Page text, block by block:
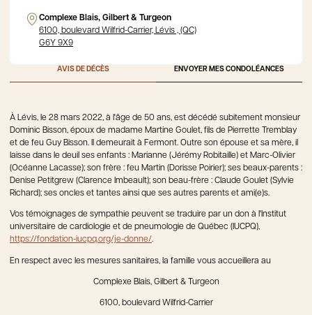
Complexe Blais, Gilbert & Turgeon
6100, boulevard Wilfrid-Carrier, Lévis , (QC)
G6Y 9X9
AVIS DE DÉCÈS ENVOYER MES CONDOLÉANCES
À Lévis, le 28 mars 2022, à l'âge de 50 ans, est décédé subitement monsieur
Dominic Bisson, époux de madame Martine Goulet, fils de Pierrette Tremblay
et de feu Guy Bisson. Il demeurait à Fermont. Outre son épouse et sa mère, il
laisse dans le deuil ses enfants : Marianne (Jérémy Robitaille) et Marc-Olivier
(Océanne Lacasse); son frère : feu Martin (Dorisse Poirier); ses beaux-parents :
Denise Petitgrew (Clarence Imbeault); son beau-frère : Claude Goulet (Sylvie
Richard); ses oncles et tantes ainsi que ses autres parents et ami(e)s.
Vos témoignages de sympathie peuvent se traduire par un don à l'Institut
universitaire de cardiologie et de pneumologie de Québec (IUCPQ),
https://fondation-iucpq.org/je-donne/.
En respect avec les mesures sanitaires, la famille vous accueillera au
Complexe Blais, Gilbert & Turgeon
6100, boulevard Wilfrid-Carrier